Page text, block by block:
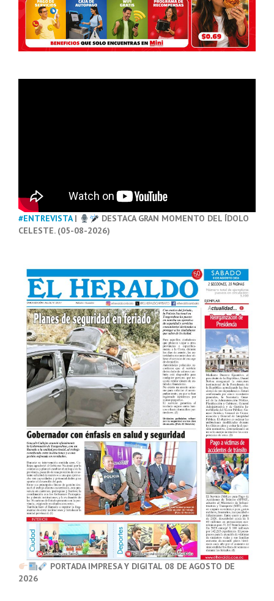
#ENTREVISTA|
DESTACA GRAN MOMENTO DEL ÍDOLO
CELESTE. (05-08-2026)
PORTADA IMPRESA Y DIGITAL 08 DE AGOSTO DE
2026